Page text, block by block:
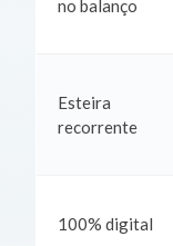
no balanço
Esteira
recorrente
100% digital